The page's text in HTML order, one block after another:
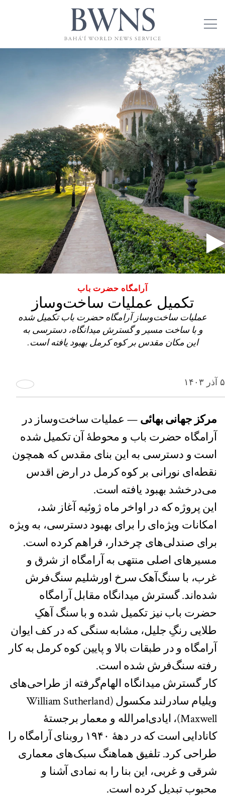
آرامگاه حضرت باب
تکمیل عملیات ساخت‌و‌ساز
عملیات ساخت‌وساز آرامگاه حضرت باب تکمیل شده‌
و با ساخت مسیر و گسترش میدانگاه، دسترسی به
این مکان مقدس بر کوه کرمل بهبود یافته است.
۵ آذر ۱۴۰۳
مرکز جهانی بهائی — عملیات ساخت‌وساز در
آرامگاه حضرت باب و محوطۀ آن تکمیل شده‌
است و دسترسی به این بنای مقدس که همچون
نقطه‌ای نورانی بر کوه کرمل در ارض اقدس
می‌درخشد بهبود یافته است.
این پروژه که در اواخر ماه ژوئیه آغاز شد،
امکانات ویژه‌ای را برای بهبود دسترسی، به ویژه
برای صندلی‌های چرخدار، فراهم کرده است.
مسیرهای اصلی منتهی به آرامگاه از شرق و
غرب، با سنگ‌آهک سرخ اورشلیم سنگ‌فرش
شده‌اند. گسترش میدانگاه مقابل آرامگاه
حضرت باب نیز تکمیل شده و با سنگ آهکِ
طلایی‌‌ رنگِ جلیل، مشابه سنگی که در کف ایوان
آرامگاه و در طبقات بالا و پایین کوه کرمل به کار
رفته سنگ‌فرش شده است.
کار گسترش میدانگاه الهام‌گرفته از طراحی‌های
ویلیام سادرلند مکسول (William Sutherland
Maxwell)، ایادی‌امرالله و معمار برجستۀ
کانادایی است که در دهۀ ۱۹۴۰ روبنای آرامگاه را
طراحی کرد. تلفیق هماهنگ سبک‌های معماری
شرقی و غربی، این بنا را به نمادی آشنا و
محبوب تبدیل کرده است.